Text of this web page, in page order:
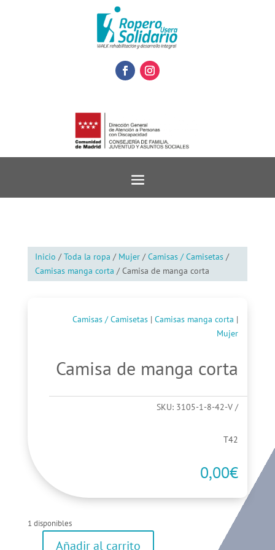
Inicio /Toda la ropa / Mujer/Camisas / Camisetas/
Camisas manga corta / Camisa de manga corta
Camisas / Camisetas |Camisas manga corta |
Mujer
Camisa de manga corta
SKU: 3105-1-8-42-V
T42
0,00€
1 disponibles
Añadir al carrito